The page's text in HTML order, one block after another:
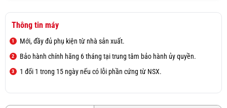
Thông tin máy
Mới, đầy đủ phụ kiện từ nhà sản xuất.
Bảo hành chính hãng 6 tháng tại trung tâm bảo hành ủy quyền.
1 đổi 1 trong 15 ngày nếu có lỗi phần cứng từ NSX.